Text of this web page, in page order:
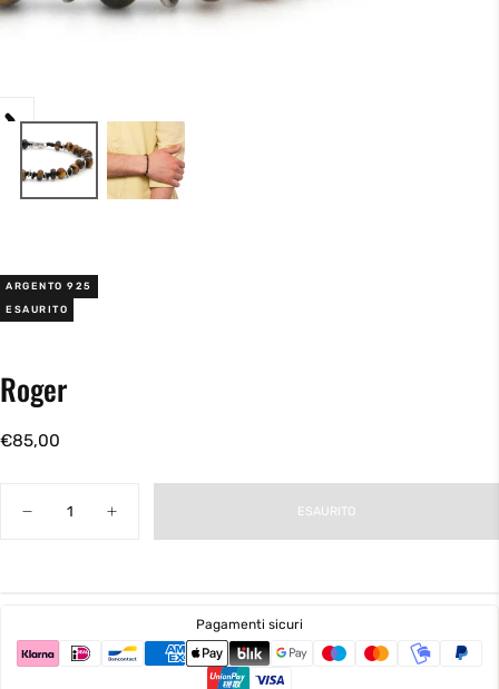
ARGENTO 925
ESAURITO
Roger
€85,00
Prezzo
€85,00
Diminuisci
Aumenta
ESAURITO
Pagamenti sicuri